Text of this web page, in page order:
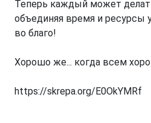
Теперь каждый может
объединяя время и ресурсы
во благо!
Хорошо же... когда всем
https://skrepa.org/E0OkYMRf